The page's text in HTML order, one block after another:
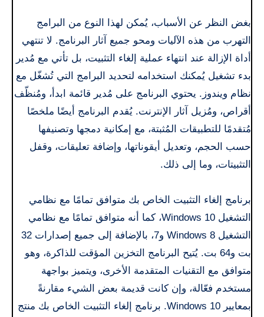
بغض النظر عن الأسباب، يُمكن لهذا النوع من البرامج
التهرب من هذه الآليات ومحو جميع آثار البرنامج. لا تنتهي
أداة الإزالة عند انتهاء عملية إلغاء التثبيت، بل تأتي مع مُدير
بدء تشغيل يُمكنك استخدامه لتحديد البرامج التي تُشغّل مع
نظام ويندوز. يحتوي البرنامج على مُدير قائمة ابدأ، ومُنظّف
أقراص، ومُزيل آثار الإنترنت. يُقدم البرنامج أيضًا ملخصًا
مُتقدمًا للتطبيقات المُثبتة، مع إمكانية دمجها وتصنيفها
حسب الحجم، وتعديل أيقوناتها، وإضافة تعليقات، وقفل
التثبيتات، وما إلى ذلك.
برنامج إلغاء التثبيت الخاص بك متوافق تمامًا مع نظامي
التشغيل Windows 10، كما أنه متوافق تمامًا مع نظامي
التشغيل Windows 8 و7، بالإضافة إلى جميع إصدارات 32
بت و64 بت. يُتيح البرنامج التخزين المؤقت للذاكرة، وهو
متوافق مع التقنيات المتقدمة الأخرى، ويتميز بواجهة
مستخدم فعّالة، وإن كانت قديمة بعض الشيء مقارنةً
بمعايير Windows 10. برنامج إلغاء التثبيت الخاص بك منتج